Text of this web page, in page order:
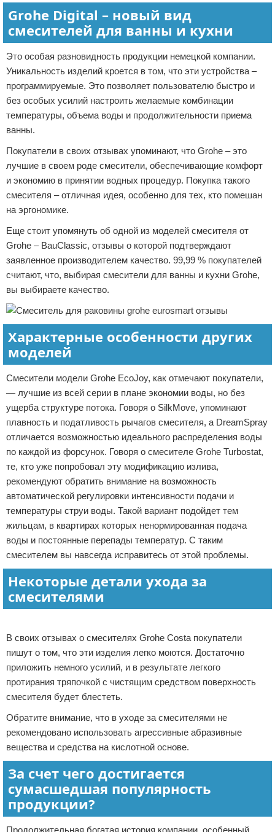
Grohe Digital – новый вид
смесителей для ванны и кухни
Это особая разновидность продукции немецкой компании.
Уникальность изделий кроется в том, что эти устройства –
программируемые. Это позволяет пользователю быстро и
без особых усилий настроить желаемые комбинации
температуры, объема воды и продолжительности приема
ванны.
Покупатели в своих отзывах упоминают, что Grohe – это
лучшие в своем роде смесители, обеспечивающие комфорт
и экономию в принятии водных процедур. Покупка такого
смесителя – отличная идея, особенно для тех, кто помешан
на эргономике.
Еще стоит упомянуть об одной из моделей смесителя от
Grohe – BauClassic, отзывы о которой подтверждают
заявленное производителем качество. 99,99 % покупателей
считают, что, выбирая смесители для ванны и кухни Grohe,
вы выбираете качество.
Характерные особенности других
моделей
Смесители модели Grohe EcoJoy, как отмечают покупатели,
— лучшие из всей серии в плане экономии воды, но без
ущерба структуре потока. Говоря о SilkMove, упоминают
плавность и податливость рычагов смесителя, а DreamSpray
отличается возможностью идеального распределения воды
по каждой из форсунок. Говоря о смесителе Grohe Turbostat,
те, кто уже попробовал эту модификацию излива,
рекомендуют обратить внимание на возможность
автоматической регулировки интенсивности подачи и
температуры струи воды. Такой вариант подойдет тем
жильцам, в квартирах которых ненормированная подача
воды и постоянные перепады температур. С таким
смесителем вы навсегда исправитесь от этой проблемы.
Некоторые детали ухода за
смесителями
В своих отзывах о смесителях Grohe Costa покупатели
пишут о том, что эти изделия легко моются. Достаточно
приложить немного усилий, и в результате легкого
протирания тряпочкой с чистящим средством поверхность
смесителя будет блестеть.
Обратите внимание, что в уходе за смесителями не
рекомендовано использовать агрессивные абразивные
вещества и средства на кислотной основе.
За счет чего достигается
сумасшедшая популярность
продукции?
Продолжительная богатая история компании, особенный